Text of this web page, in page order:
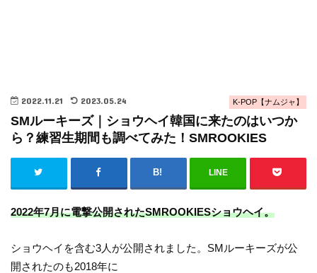
K-POP【ナムジャ】
2022.11.21 2023.05.24
SMルーキーズ｜ショウヘイ韓国に来たのはいつか
ら？練習生期間も調べてみた！SMROOKIES
LINE
2022年7月に電撃公開されたSMROOKIESショウヘイ。
ショウヘイを含む3人が公開されました。SMルーキーズが公
開されたのも2018年に